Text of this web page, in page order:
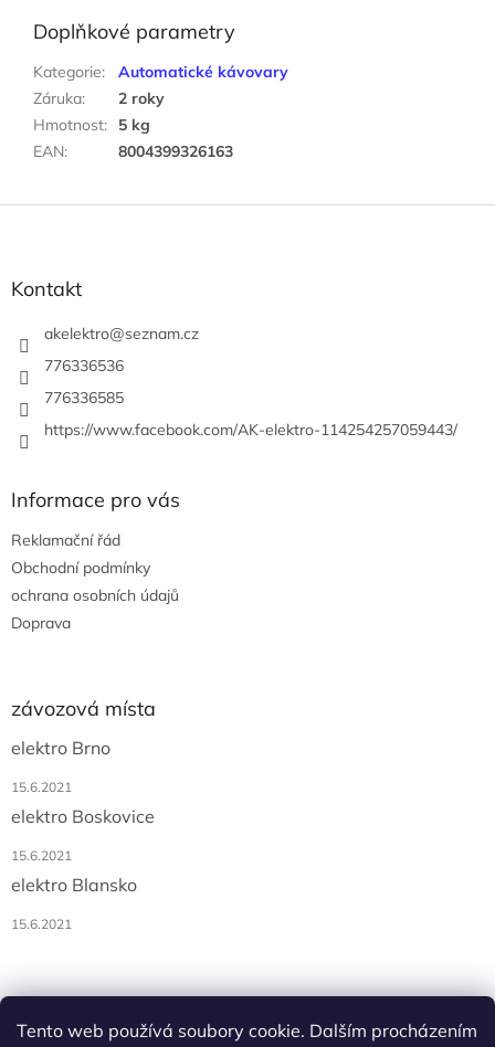
Tento web používá soubory cookie. Dalším procházením
Doplňkové parametry
Kategorie:
Automatické kávovary
Záruka:
2 roky
Hmotnost:
5 kg
EAN: 8004399326163
Z
Kontakt
akelektro@seznam.cz
776336536
776336585
https://www.facebook.com/AK-elektro-114254257059443/
Informace pro vás
Reklamační řád
Obchodní podmínky
ochrana osobních údajů
Doprava
závozová místa
elektro Brno
15.6.2021
elektro Boskovice
15.6.2021
elektro Blansko
15.6.2021